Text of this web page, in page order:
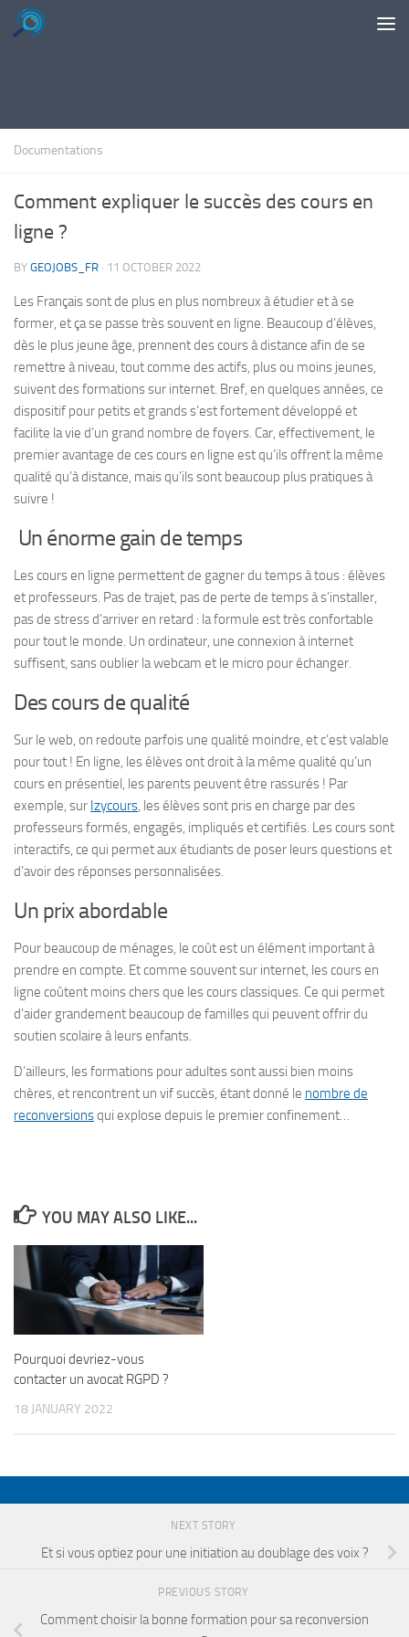
Skip to content
Documentations
Comment expliquer le succès des cours en
ligne ?
BY GEOJOBS_FR · 11 OCTOBER 2022
Les Français sont de plus en plus nombreux à étudier et à se
former, et ça se passe très souvent en ligne. Beaucoup d’élèves,
dès le plus jeune âge, prennent des cours à distance afin de se
remettre à niveau, tout comme des actifs, plus ou moins jeunes,
suivent des formations sur internet. Bref, en quelques années, ce
dispositif pour petits et grands s’est fortement développé et
facilite la vie d’un grand nombre de foyers. Car, effectivement, le
premier avantage de ces cours en ligne est qu’ils offrent la même
qualité qu’à distance, mais qu’ils sont beaucoup plus pratiques à
suivre !
Un énorme gain de temps
Les cours en ligne permettent de gagner du temps à tous : élèves
et professeurs. Pas de trajet, pas de perte de temps à s’installer,
pas de stress d’arriver en retard : la formule est très confortable
pour tout le monde. Un ordinateur, une connexion à internet
suffisent, sans oublier la webcam et le micro pour échanger.
Des cours de qualité
Sur le web, on redoute parfois une qualité moindre, et c’est valable
pour tout ! En ligne, les élèves ont droit à la même qualité qu’un
cours en présentiel, les parents peuvent être rassurés ! Par
exemple, sur Izycours, les élèves sont pris en charge par des
professeurs formés, engagés, impliqués et certifiés. Les cours sont
interactifs, ce qui permet aux étudiants de poser leurs questions et
d’avoir des réponses personnalisées.
Un prix abordable
Pour beaucoup de ménages, le coût est un élément important à
prendre en compte. Et comme souvent sur internet, les cours en
ligne coûtent moins chers que les cours classiques. Ce qui permet
d’aider grandement beaucoup de familles qui peuvent offrir du
soutien scolaire à leurs enfants.
D’ailleurs, les formations pour adultes sont aussi bien moins
chères, et rencontrent un vif succès, étant donné le nombre de
reconversionsqui explose depuis le premier confinement…
YOU MAY ALSO LIKE...
Pourquoi devriez-vous
contacter un avocat RGPD ?
18 JANUARY 2022
NEXT STORY
Et si vous optiez pour une initiation au doublage des voix ?
PREVIOUS STORY
Comment choisir la bonne formation pour sa reconversion